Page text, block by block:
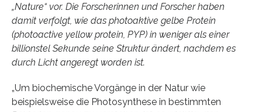
„Nature“ vor. Die Forscherinnen und Forscher haben
damit verfolgt, wie das photoaktive gelbe Protein
(photoactive yellow protein, PYP) in weniger als einer
billionstel Sekunde seine Struktur ändert, nachdem es
durch Licht angeregt worden ist.
„Um biochemische Vorgänge in der Natur wie
beispielsweise die Photosynthese in bestimmten